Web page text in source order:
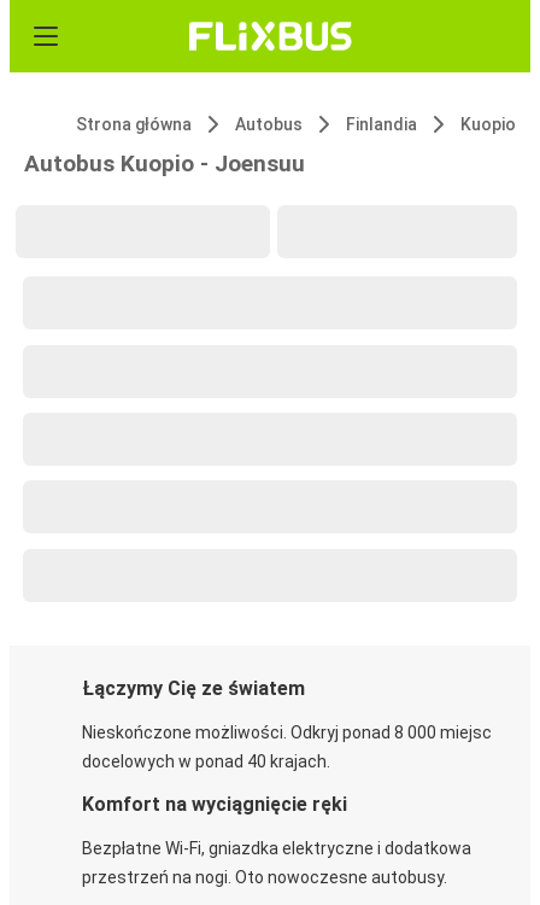
Strona główna Autobus Finlandia Kuopio
Autobus Kuopio - Joensuu
Łączymy Cię ze światem
Nieskończone możliwości. Odkryj ponad 8 000 miejsc
docelowych w ponad 40 krajach.
Komfort na wyciągnięcie ręki
Bezpłatne Wi-Fi, gniazdka elektryczne i dodatkowa
przestrzeń na nogi. Oto nowoczesne autobusy.